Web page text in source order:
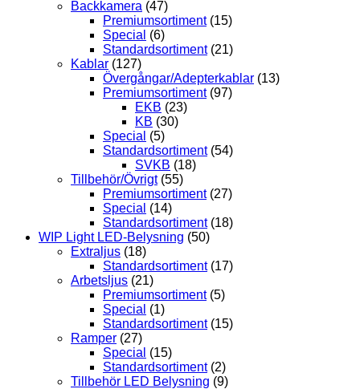
Backkamera (47)
Premiumsortiment (15)
Special (6)
Standardsortiment (21)
Kablar (127)
Övergångar/Adepterkablar (13)
Premiumsortiment (97)
EKB (23)
KB (30)
Special (5)
Standardsortiment (54)
SVKB (18)
Tillbehör/Övrigt (55)
Premiumsortiment (27)
Special (14)
Standardsortiment (18)
WIP Light LED-Belysning (50)
Extraljus (18)
Standardsortiment (17)
Arbetsljus (21)
Premiumsortiment (5)
Special (1)
Standardsortiment (15)
Ramper (27)
Special (15)
Standardsortiment (2)
Tillbehör LED Belysning (9)